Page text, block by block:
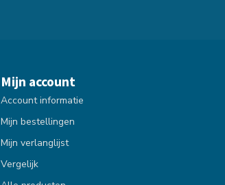
Mijn account
Account informatie
Mijn bestellingen
Mijn verlanglijst
Vergelijk